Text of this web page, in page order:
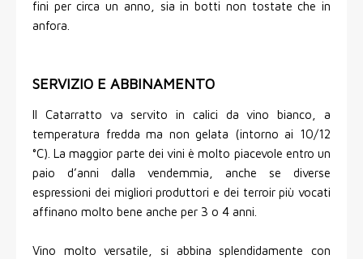
fini per circa un anno, sia in botti non tostate che in
anfora.
SERVIZIO E ABBINAMENTO
Il Catarratto va servito in calici da vino bianco, a
temperatura fredda ma non gelata (intorno ai 10/12
°C). La maggior parte dei vini è molto piacevole entro un
paio d’anni dalla vendemmia, anche se diverse
espressioni dei migliori produttori e dei terroir più vocati
affinano molto bene anche per 3 o 4 anni.
Vino molto versatile, si abbina splendidamente con